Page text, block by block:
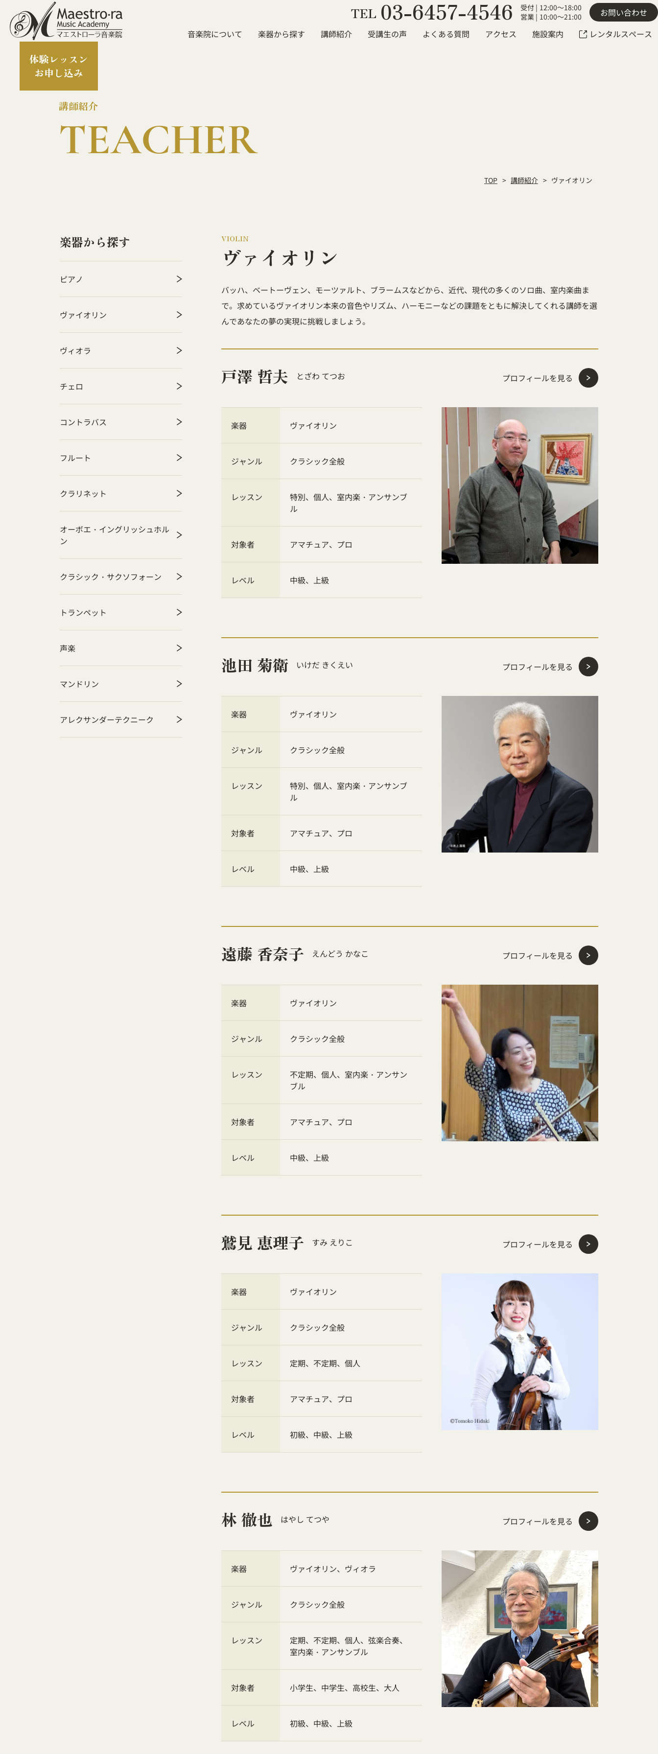
TEL 03-6457-4546 受付 | 12:00～18:00
営業 | 10:00～21:00
お問い合わせ
音楽院について
楽器から探す 講師紹介 受講生の声 よくある質問 アクセス 施設案内 レンタルスペース
体験レッスン
お申し込み
講師紹介
TEACHER
TOP 講師紹介 ヴァイオリン
楽器から探す
ピアノ
ヴァイオリン
ヴィオラ
チェロ
コントラバス
フルート
クラリネット
オーボエ・イングリッシュホル
ン
クラシック・サクソフォーン
トランペット
声楽
マンドリン
アレクサンダーテクニーク
VIOLIN
ヴァイオリン
バッハ、ベートーヴェン、モーツァルト、ブラームスなどから、近代、現代の多くのソロ曲、室内楽曲ま
で。求めているヴァイオリン本来の音色やリズム、ハーモニーなどの課題をともに解決してくれる講師を選
んであなたの夢の実現に挑戦しましょう。
戸澤 哲夫 とざわ てつお
楽器 ヴァイオリン
ジャンル クラシック全般
レッスン
特別、個人、室内楽・アンサンブ
ル
対象者 アマチュア、プロ
レベル 中級、上級
プロフィールを見る
池田 菊衛 いけだ きくえい
楽器 ヴァイオリン
ジャンル クラシック全般
レッスン
特別、個人、室内楽・アンサンブ
ル
対象者 アマチュア、プロ
レベル 中級、上級
プロフィールを見る
遠藤 香奈子 えんどう かなこ
楽器 ヴァイオリン
ジャンル クラシック全般
レッスン
不定期、個人、室内楽・アンサン
ブル
対象者 アマチュア、プロ
レベル 中級、上級
プロフィールを見る
鷲見 恵理子 すみ えりこ
楽器 ヴァイオリン
ジャンル クラシック全般
レッスン 定期、不定期、個人
対象者 アマチュア、プロ
レベル 初級、中級、上級
プロフィールを見る
林 徹也 はやし てつや
楽器 ヴァイオリン ヴィオラ
ジャンル クラシック全般
レッスン
定期、不定期、個人、弦楽合奏、
室内楽・アンサンブル
対象者 小学生、中学生、高校生、大人
レベル 初級、中級、上級
プロフィールを見る